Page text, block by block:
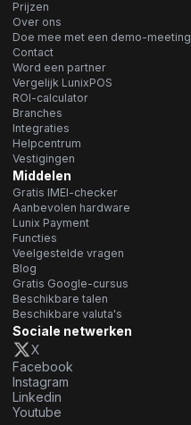
Prijzen
Over ons
Doe mee met een demo-meeting
Contact
Word een partner
Vergelijk LunixPOS
ROI-calculator
Branches
Integraties
Helpcentrum
Vestigingen
Middelen
Gratis IMEI-checker
Aanbevolen hardware
Lunix Payment
Functies
Veelgestelde vragen
Blog
Gratis Google-cursus
Beschikbare talen
Beschikbare valuta's
Sociale netwerken
X
Facebook
Instagram
Linkedin
Youtube